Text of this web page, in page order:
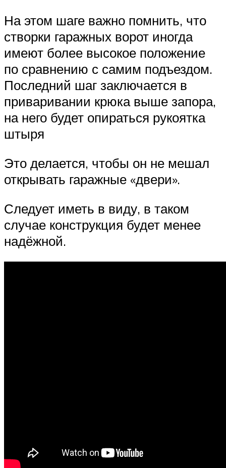
На этом шаге важно помнить, что
створки гаражных ворот иногда
имеют более высокое положение
по сравнению с самим подъездом.
Последний шаг заключается в
приваривании крюка выше запора,
на него будет опираться рукоятка
штыря
Это делается, чтобы он не мешал
открывать гаражные «двери».
Следует иметь в виду, в таком
случае конструкция будет менее
надёжной.